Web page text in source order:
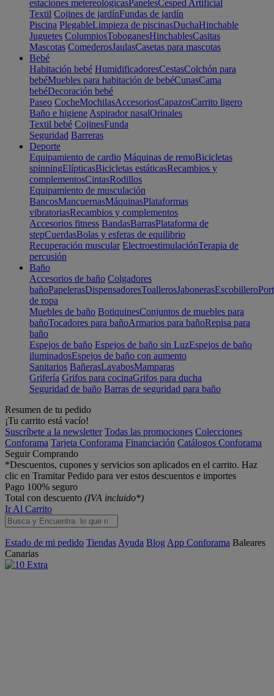
estaciones metereológicasPanelesCesped Artificial
Textil Cojines de jardínFundas de jardín
Piscina PlegableLimpieza de piscinasDuchaHinchable
Juguetes ColumpiosToboganesHinchablesCasitas
Mascotas ComederosJaulasCasetas para mascotas
Bebé
Habitación bebé HumidificadoresCestasColchón para
bebéMuebles para habitación de bebéCunasCama
bebéDecoración bebé
Paseo CocheMochilasAccesoriosCapazosCarrito ligero
Baño e higiene Aspirador nasalOrinales
Textil bebé CojinesFunda
Seguridad Barreras
Deporte
Equipamiento de cardio Máquinas de remoBicicletas
spinningElípticasBicicletas estáticasRecambios y
complementosCintasRodillos
Equipamiento de musculación
BancosMancuernasMáquinasPlataformas
vibratoriasRecambios y complementos
Accesorios fitness BandasBarrasPlataforma de
stepCuerdasBolas y esferas de equilibrio
Recuperación muscular ElectroestimulaciónTerapia de
percusión
Baño
Accesorios de baño Colgadores
bañoPapelerasDispensadoresToallerosJabonerasEscobillero
de ropa
Muebles de baño BotiquinesConjuntos de muebles para
bañoTocadores para bañoArmarios para bañoRepisa para
baño
Espejos de baño Espejos de baño sin LuzEspejos de baño
iluminadosEspejos de baño con aumento
Sanitarios BañerasLavabosMamparas
Grifería Grifos para cocinaGrifos para ducha
Seguridad de baño Barras de seguridad para baño
Resumen de tu pedido
¡Tu carrito está vacío!
Suscríbete a la newsletter Todas las promociones Colecciones
Conforama Tarjeta Conforama Financiación Catálogos Conforama
Seguir Comprando
*Descuentos, cupones y servicios son aplicados en el carrito. Haz
clic en Tramitar Pedido para ver estos descuentos e importes
Pago 100% seguro
Total con descuento (IVA incluido*)
Ir Al Carrito
Estado de mi pedido Tiendas Ayuda Blog App Conforama Baleares
Canarias